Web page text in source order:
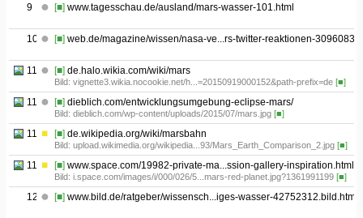
9 [■] www.tagesschau.de/ausland/mars-wasser-101.html
10 [■] web.de/magazine/wissen/nasa-ve...rs-twitter-reaktionen-30960838
11.1 [■] de.halo.wikia.com/wiki/mars
Bild: vignette3.wikia.nocookie.net/h...=20150919000152&path-prefix=de [■]
11.2 [■] dieblich.com/entwicklungsumgebung-eclipse-mars/
Bild: dieblich.com/wp-content/uploads/2015/07/mars.jpg [■]
11.3 [■] de.wikipedia.org/wiki/marsbahn
Bild: upload.wikimedia.org/wikipedia...93/Mars_Earth_Comparison_2.jpg [■]
11.4 [■] www.space.com/19982-private-ma...ssion-gallery-inspiration.html
Bild: i.space.com/images/i/000/026/5...mars-red-planet.jpg?1361991199 [■]
12 [■] www.bild.de/ratgeber/wissensch...iges-wasser-42752312.bild.html